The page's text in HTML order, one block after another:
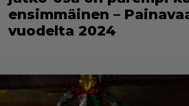
ensimmäinen –
vuodelta 2024